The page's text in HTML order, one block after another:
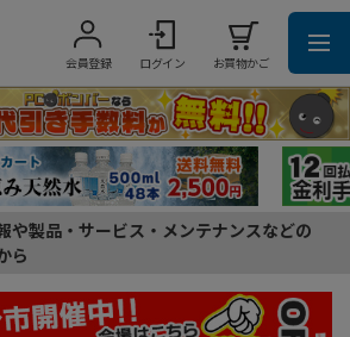
会員登録 ログイン お買物かご
や製品・サービス・メンテナンスなどの
ら